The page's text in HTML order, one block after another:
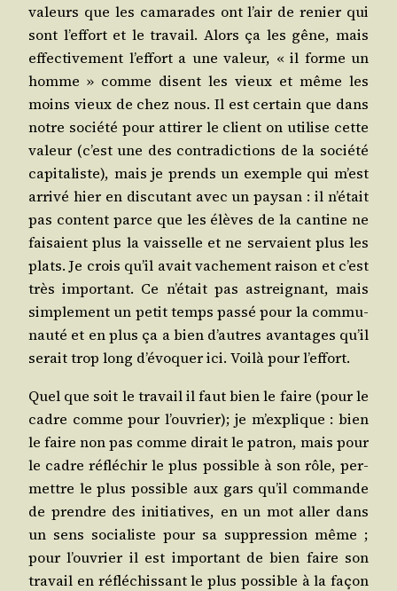
valeurs que les cama­rades ont l’air de renier qui
sont l’effort et le tra­vail. Alors ça les gêne, mais
effec­ti­ve­ment l’effort a une valeur, « il forme un
homme » comme disent les vieux et même les
moins vieux de chez nous. Il est cer­tain que dans
notre socié­té pour atti­rer le client on uti­lise cette
valeur (c’est une des contra­dic­tions de la socié­té
capi­ta­liste), mais je prends un exemple qui m’est
arri­vé hier en dis­cu­tant avec un pay­san : il n’était
pas content parce que les élèves de la can­tine ne
fai­saient plus la vais­selle et ne ser­vaient plus les
plats. Je crois qu’il avait vache­ment rai­son et c’est
très impor­tant. Ce n’était pas astrei­gnant, mais
sim­ple­ment un petit temps pas­sé pour la com­mu­
nau­té et en plus ça a bien d’autres avan­tages qu’il
serait trop long d’évoquer ici. Voi­là pour l’effort.
Quel que soit le tra­vail il faut bien le faire (pour le
cadre comme pour l’ouvrier); je m’explique : bien
le faire non pas comme dirait le patron, mais pour
le cadre réflé­chir le plus pos­sible à son rôle, per­
mettre le plus pos­sible aux gars qu’il com­mande
de prendre des ini­tia­tives, en un mot aller dans
un sens socia­liste pour sa sup­pres­sion même ;
pour l’ouvrier il est impor­tant de bien faire son
tra­vail en réflé­chis­sant le plus pos­sible à la façon